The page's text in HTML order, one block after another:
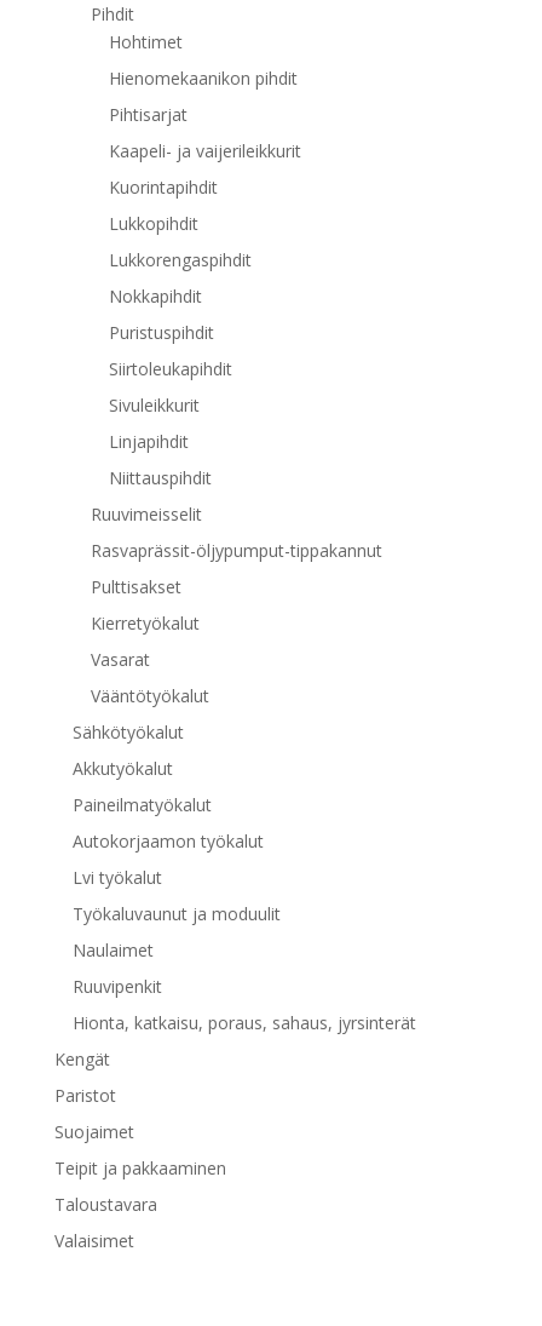
Pihdit
Hohtimet
Hienomekaanikon pihdit
Pihtisarjat
Kaapeli- ja vaijerileikkurit
Kuorintapihdit
Lukkopihdit
Lukkorengaspihdit
Nokkapihdit
Puristuspihdit
Siirtoleukapihdit
Sivuleikkurit
Linjapihdit
Niittauspihdit
Ruuvimeisselit
Rasvaprässit-öljypumput-tippakannut
Pulttisakset
Kierretyökalut
Vasarat
Vääntötyökalut
Sähkötyökalut
Akkutyökalut
Paineilmatyökalut
Autokorjaamon työkalut
Lvi työkalut
Työkaluvaunut ja moduulit
Naulaimet
Ruuvipenkit
Hionta, katkaisu, poraus, sahaus, jyrsinterät
Kengät
Paristot
Suojaimet
Teipit ja pakkaaminen
Taloustavara
Valaisimet